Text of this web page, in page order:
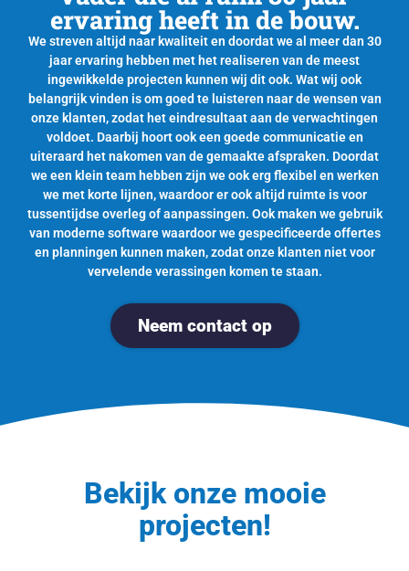
ervaring heeft in de bouw.
We streven altijd naar kwaliteit en doordat we al meer dan 30
jaar ervaring hebben met het realiseren van de meest
ingewikkelde projecten kunnen wij dit ook. Wat wij ook
belangrijk vinden is om goed te luisteren naar de wensen van
onze klanten, zodat het eindresultaat aan de verwachtingen
voldoet. Daarbij hoort ook een goede communicatie en
uiteraard het nakomen van de gemaakte afspraken. Doordat
we een klein team hebben zijn we ook erg flexibel en werken
we met korte lijnen, waardoor er ook altijd ruimte is voor
tussentijdse overleg of aanpassingen. Ook maken we gebruik
van moderne software waardoor we gespecificeerde offertes
en planningen kunnen maken, zodat onze klanten niet voor
vervelende verassingen komen te staan.
Neem contact op
Bekijk onze mooie
projecten!